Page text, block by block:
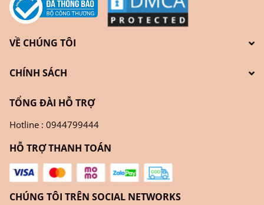
VỀ CHÚNG TÔI
CHÍNH SÁCH
TỔNG ĐÀI HỖ TRỢ
Hotline : 0944799444
HỖ TRỢ THANH TOÁN
CHÚNG TÔI TRÊN SOCIAL NETWORKS